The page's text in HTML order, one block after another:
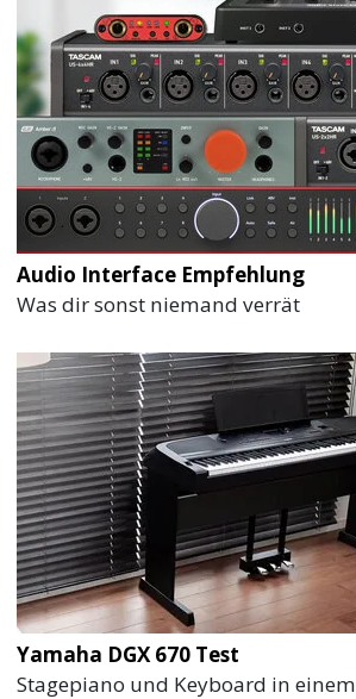
Audio Interface Empfehlung
Was dir sonst niemand verrät
Yamaha DGX 670 Test
Stagepiano und Keyboard in einem